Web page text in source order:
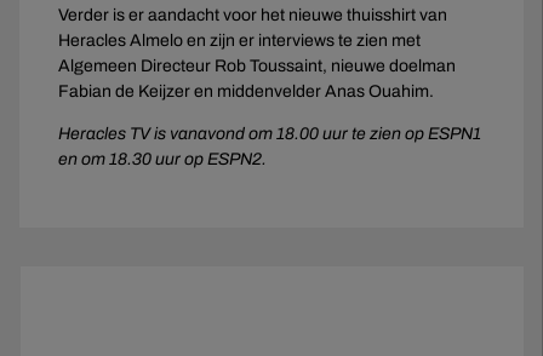
Verder is er aandacht voor het nieuwe thuisshirt van
Heracles Almelo en zijn er interviews te zien met
Algemeen Directeur Rob Toussaint, nieuwe doelman
Fabian de Keijzer en middenvelder Anas Ouahim.
Heracles TV is vanavond om 18.00 uur te zien op ESPN1
en om 18.30 uur op ESPN2.